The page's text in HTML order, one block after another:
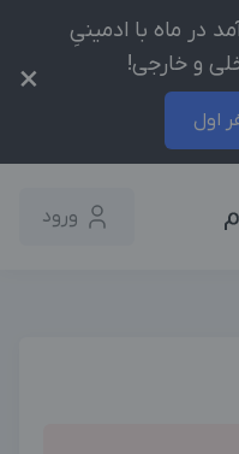
میلیون درآمد در ماه با ادمینیِ
و خارجی!
×
ورود